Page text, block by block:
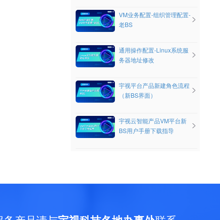
VM业务配置-组织管理配置-
老BS
通用操作配置-Linux系统服
务器地址修改
宇视平台产品新建角色流程
（新BS界面）
宇视云智能产品VM平台新
BS用户手册下载指导